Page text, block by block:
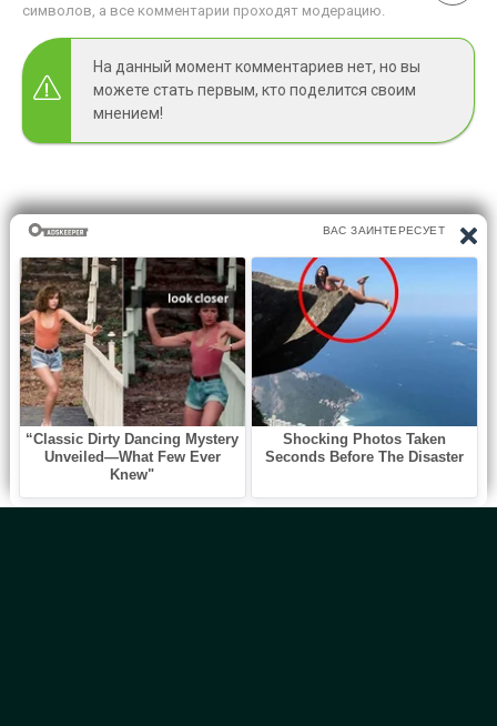
символов, а все комментарии проходят модерацию.
На данный момент комментариев нет, но вы
можете стать первым, кто поделится своим
мнением!